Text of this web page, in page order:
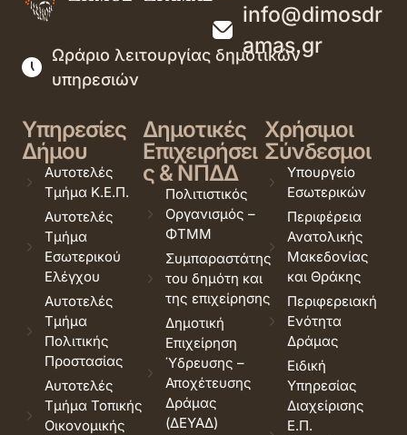
info@dimosdr
amas.gr
Ωράριο λειτουργίας δημοτικών
υπηρεσιών
Υπηρεσίες
Δήμου
Αυτοτελές
Τμήμα Κ.Ε.Π.
Αυτοτελές
Τμήμα
Εσωτερικού
Ελέγχου
Αυτοτελές
Τμήμα
Πολιτικής
Προστασίας
Αυτοτελές
Τμήμα Τοπικής
Οικονομικής
Δημοτικές
Επιχειρήσει
ς & ΝΠΔΔ
Πολιτιστικός
Οργανισμός –
ΦΤΜΜ
Συμπαραστάτης
του δημότη και
της επιχείρησης
Δημοτική
Επιχείρηση
Ύδρευσης –
Αποχέτευσης
Δράμας
(ΔΕΥΑΔ)
Χρήσιμοι
Σύνδεσμοι
Υπουργείο
Εσωτερικών
Περιφέρεια
Ανατολικής
Μακεδονίας
και Θράκης
Περιφερειακή
Ενότητα
Δράμας
Ειδική
Υπηρεσίας
Διαχείρισης
Ε.Π.